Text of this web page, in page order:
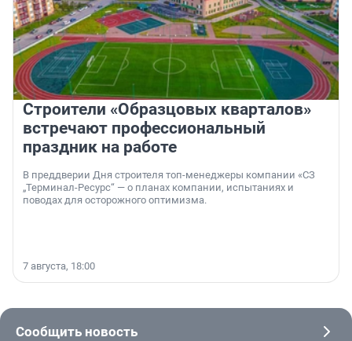
Строители «Образцовых кварталов»
встречают профессиональный
праздник на работе
В преддверии Дня строителя топ-менеджеры компании «СЗ
„Терминал-Ресурс“ — о планах компании, испытаниях и
поводах для осторожного оптимизма.
7 августа, 18:00
Сообщить новость